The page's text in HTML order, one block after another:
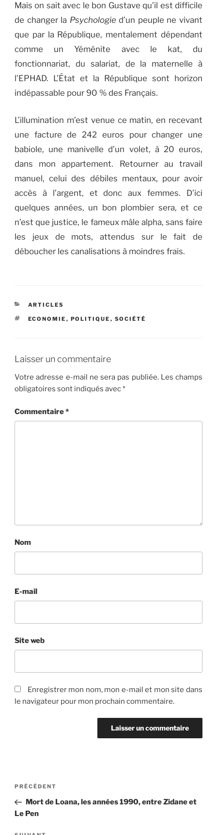
Mais on sait avec le bon Gustave qu’il est difficile
de changer la Psychologied’un peuple ne vivant
que par la République, mentalement dépendant
comme un Yéménite avec le kat, du
fonctionnariat, du salariat, de la maternelle à
l’EPHAD. L’État et la République sont horizon
indépassable pour 90 % des Français.
L’illumination m’est venue ce matin, en recevant
une facture de 242 euros pour changer une
babiole, une manivelle d’un volet, à 20 euros,
dans mon appartement. Retourner au travail
manuel, celui des débiles mentaux, pour avoir
accès à l’argent, et donc aux femmes. D’ici
quelques années, un bon plombier sera, et ce
n’est que justice, le fameux mâle alpha, sans faire
les jeux de mots, attendus sur le fait de
déboucher les canalisations à moindres frais.
CATÉGORIES
ARTICLES
ÉTIQUETTES
ECONOMIE , POLITIQUE , SOCIÉTÉ
Laisser un commentaire
Votre adresse e-mail ne sera pas publiée. Les champs
obligatoires sont indiqués avec*
Commentaire*
Nom
E-mail
Site web
Enregistrer mon nom, mon e-mail et mon site dans
le navigateur pour mon prochain commentaire.
Navigation
l’article
Article
précédent
PRÉCÉDENT
Mort de Loana, les années 1990, entre Zidane et
Le Pen